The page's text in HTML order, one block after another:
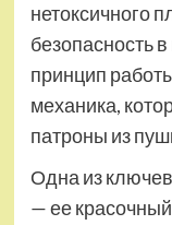
нетоксичного
безопасность
принцип
механика,
патроны из
Одна из
— ее